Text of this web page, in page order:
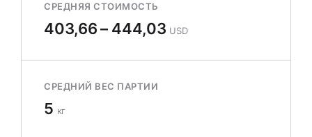
СРЕДНЯЯ СТОИМОСТЬ
403,66 – 444,03 USD
СРЕДНИЙ ВЕС ПАРТИИ
5 кг